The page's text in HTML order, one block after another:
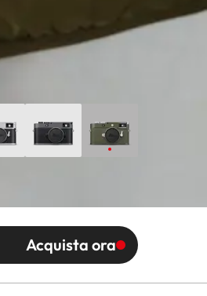
Acquista ora